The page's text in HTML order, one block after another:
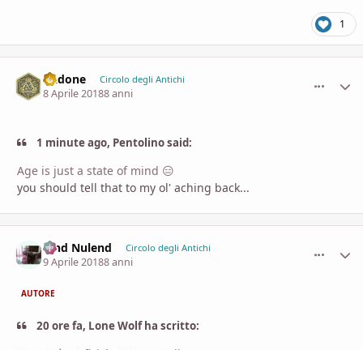
1
Dadone Circolo degli Antichi
8 Aprile 20188 anni
1 minute ago, Pentolino said:
Age is just a state of mind 😑
you should tell that to my ol' aching back...
Vind Nulend Circolo degli Antichi
9 Aprile 20188 anni
AUTORE
20 ore fa, Lone Wolf ha scritto: